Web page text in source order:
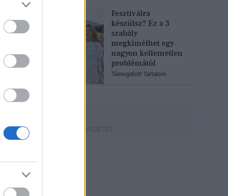
Fesztiválra
készülsz? Ez a 3
szabály
megkímélhet egy
nagyon kellemetlen
problémától
Támogatott Tartalom